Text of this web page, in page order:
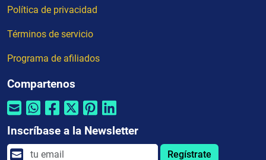
Política de privacidad
Términos de servicio
Programa de afiliados
Compartenos
Inscríbase a la Newsletter
Regístrate